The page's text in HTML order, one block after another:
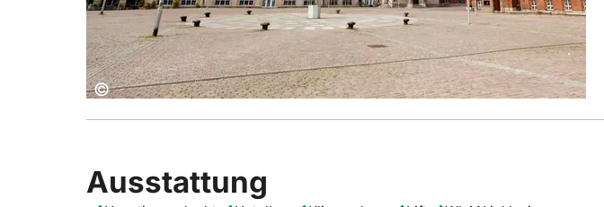
Copyright:
©
Ausstattung